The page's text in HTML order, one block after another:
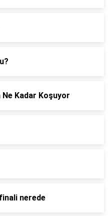
Ne Kadar Koşuyor
nerede